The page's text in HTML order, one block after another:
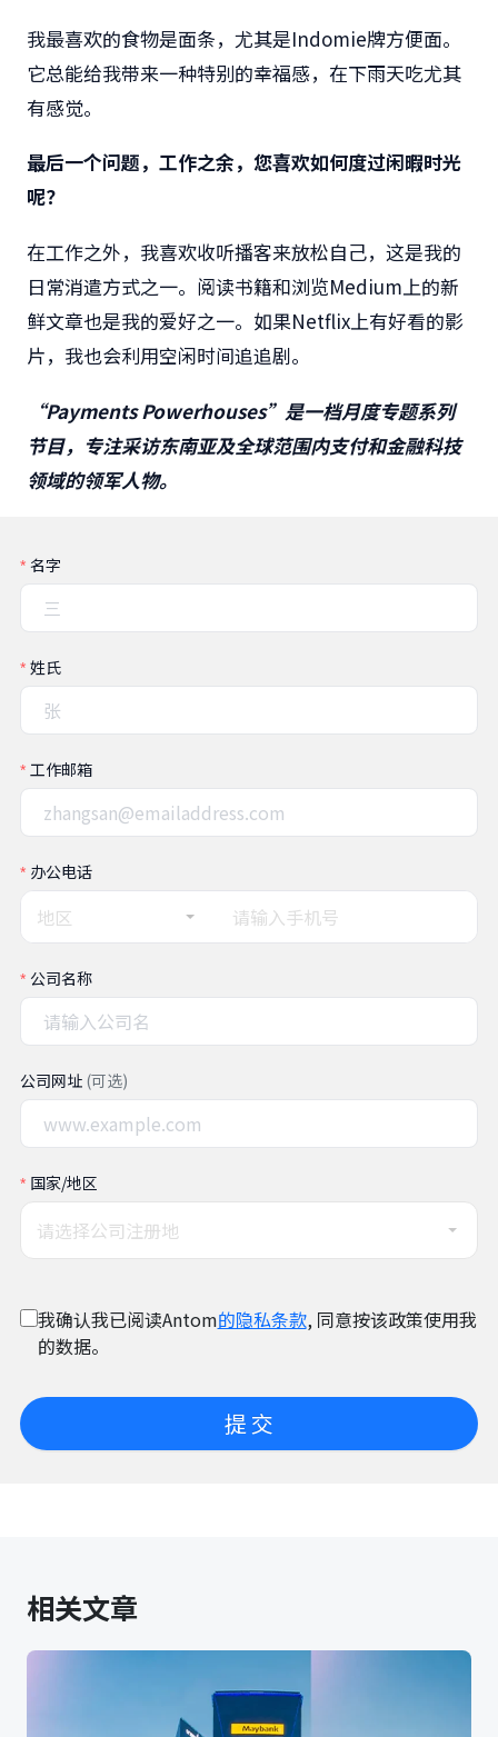
我最喜欢的食物是面条，尤其是Indomie牌方便面。
它总能给我带来一种特别的幸福感，在下雨天吃尤其
有感觉。
最后一个问题，工作之余，您喜欢如何度过闲暇时光
呢？
在工作之外，我喜欢收听播客来放松自己，这是我的
日常消遣方式之一。阅读书籍和浏览Medium上的新
鲜文章也是我的爱好之一。如果Netflix上有好看的影
片，我也会利用空闲时间追追剧。
“Payments Powerhouses” 是一档月度专题系列
节目，专注采访东南亚及全球范围内支付和金融科技
领域的领军人物。
名字
姓氏
工作邮箱
办公电话
地区
公司名称
公司网址 (可选)
国家/地区
请选择公司注册地
我确认我已阅读Antom的隐私条款, 同意按该政策使用我
的数据。
提 交
相关文章